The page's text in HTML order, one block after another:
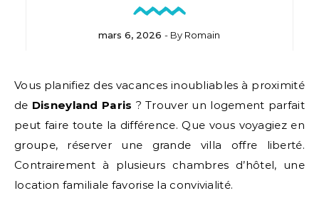
mars 6, 2026 - By Romain
Vous planifiez des vacances inoubliables à proximité
de Disneyland Paris ? Trouver un logement parfait
peut faire toute la différence. Que vous voyagiez en
groupe, réserver une grande villa offre liberté.
Contrairement à plusieurs chambres d’hôtel, une
location familiale favorise la convivialité.